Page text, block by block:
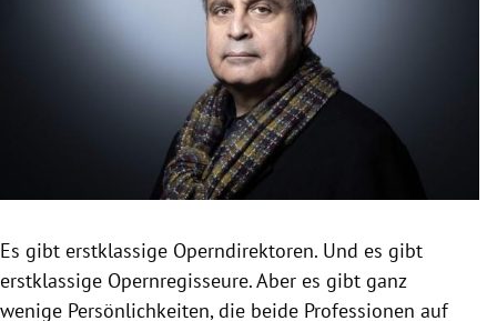
Untermenü
Es gibt erstklassige Operndirektoren. Und es gibt
erstklassige Opernregisseure. Aber es gibt ganz
wenige Persönlichkeiten, die beide Professionen auf